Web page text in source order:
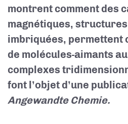
montrent comment des
magnétiques,
imbriquées, permettent
de molécules-aimants
complexes
font l’objet d’une
Angewandte Chemie.